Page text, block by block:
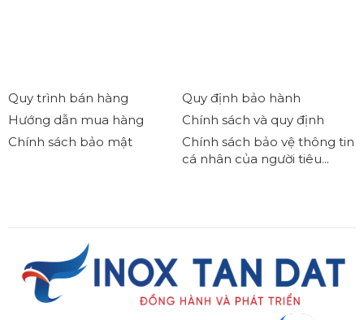
Quy trình bán hàng
Hướng dẫn mua hàng
Chính sách bảo mật
Quy định bảo hành
Chính sách và quy định
Chính sách bảo vệ thông tin
cá nhân của người tiêu...